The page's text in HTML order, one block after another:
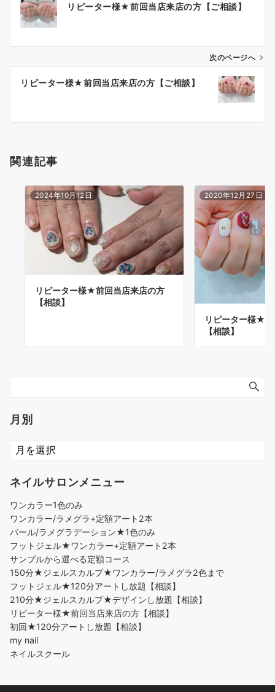
リピーター様★前回当店来店の方【ご相談】
次のページへ
リピーター様★前回当店来店の方【ご相談】
関連記事
2024年10月12日
リピーター様★前回当店来店の方
【相談】
2020年12月27日
リピーター様★
【相談】
月別
ネイルサロンメニュー
ワンカラー1色のみ
ワンカラー/ラメグラ+定額アート2本
パール/ラメグラデーション★1色のみ
フットジェル★ワンカラー+定額アート2本
サンプルから選べる定額コース
150分★ジェルスカルプ★ワンカラー/ラメグラ2色まで
フットジェル★120分アートし放題【相談】
210分★ジェルスカルプ★デザインし放題【相談】
リピーター様★前回当店来店の方【相談】
初回★120分アートし放題【相談】
my nail
ネイルスクール